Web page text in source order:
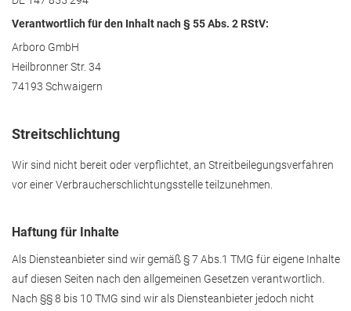
Verantwortlich für den Inhalt nach § 55 Abs. 2 RStV:
Arboro GmbH
Heilbronner Str. 34
74193 Schwaigern
Streitschlichtung
Wir sind nicht bereit oder verpflichtet, an Streitbeilegungsverfahren
vor einer Verbraucherschlichtungsstelle teilzunehmen.
Haftung für Inhalte
Als Diensteanbieter sind wir gemäß § 7 Abs.1 TMG für eigene Inhalte
auf diesen Seiten nach den allgemeinen Gesetzen verantwortlich.
Nach §§ 8 bis 10 TMG sind wir als Diensteanbieter jedoch nicht